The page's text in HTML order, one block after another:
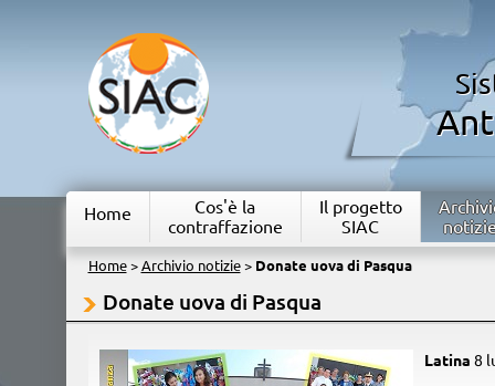
Home
Cos'è la
contraffazione
Il progetto
SIAC
Home> Archivio notizie> Donate uova di Pasqua
Donate uova di Pasqua
Latina 8